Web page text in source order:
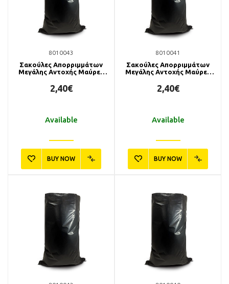
8010043
Σακούλες Απορριμμάτων
Μεγάλης Αντοχής Μαύρες
2,40€
Available
BUY NOW
8010041
Σακούλες Απορριμμάτων
Μεγάλης Αντοχής Μαύρες
2,40€
Available
BUY NOW